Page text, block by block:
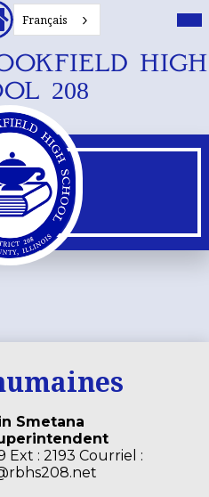
Skip
to
main
content
HIGH
208
Français
Smetana
Ext : 2193 Courriel :